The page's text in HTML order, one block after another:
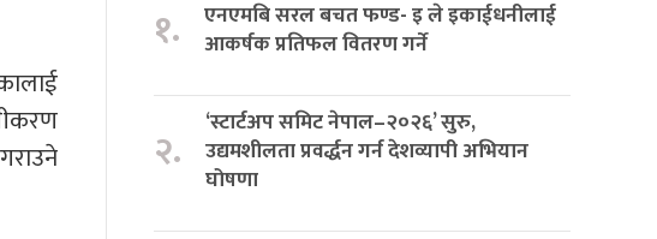
१.
एनएमबि सरल बचत फण्ड- इ ले इकाईधनीलाई
आकर्षक प्रतिफल वितरण गर्ने
२.
‘स्टार्टअप समिट नेपाल–२०२६’ सुरु,
उद्यमशीलता प्रवर्द्धन गर्न देशव्यापी अभियान
घोषणा